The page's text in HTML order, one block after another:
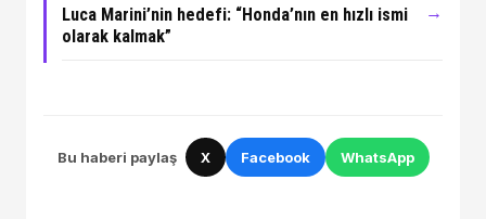
Luca Marini’nin hedefi: “Honda’nın en hızlı ismi
olarak kalmak”
→
Bu haberi paylaş X Facebook WhatsApp